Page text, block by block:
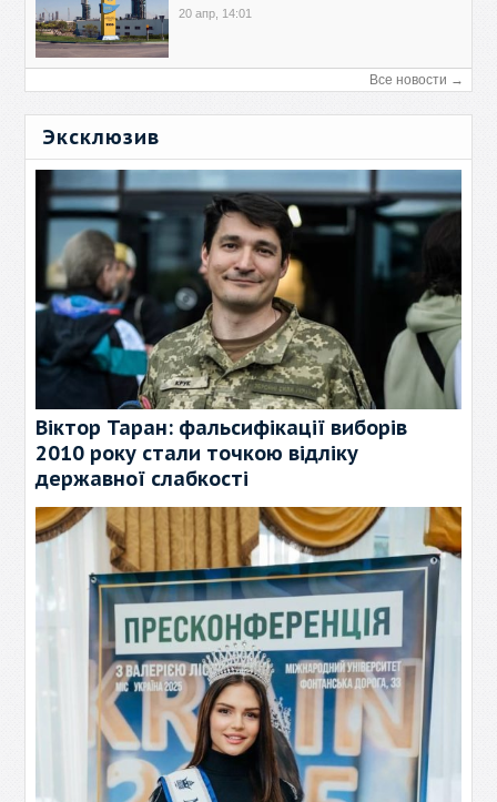
20 апр, 14:01
Все новости →
Эксклюзив
Віктор Таран: фальсифікації виборів
2010 року стали точкою відліку
державної слабкості